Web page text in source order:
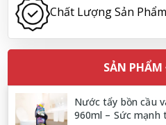
Nguyễn Nhật Quang đã mua
Soap dạng túi 400ml Nhật Bản
Võ Thị Thanh Tươi đã mua sản
Nhật Bản lọ 5ml cho trẻ Sơ Sinh
Chất Lượng Sản Phẩm
SẢN
Nước tẩy bồn cầu
960ml – Sức mạnh